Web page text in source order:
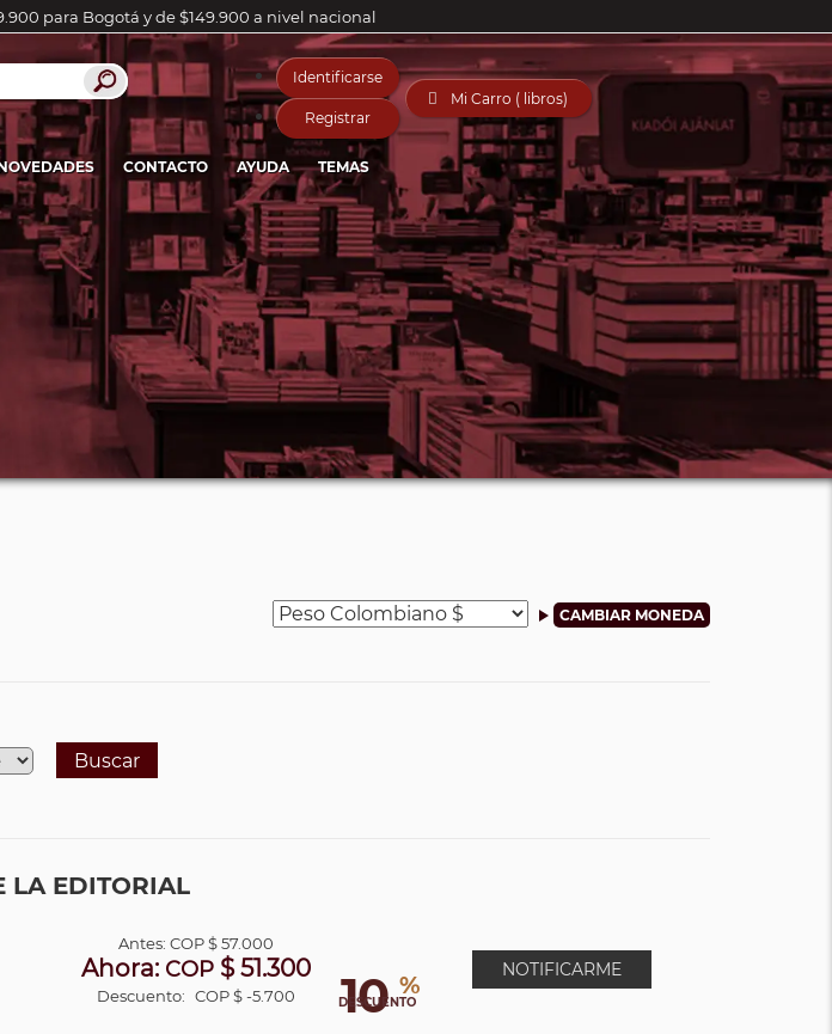
para Bogotá y de $149.900 a nivel nacional
Identificarse
Registrar
 Mi Carro ( libros)
CONTACTO AYUDA TEMAS
Buscar
LA EDITORIAL
10 %
DESCUENTO
Antes:COP$ 57.000
Ahora: COP $ 51.300
Descuento: COP $ -5.700
NOTIFICARME